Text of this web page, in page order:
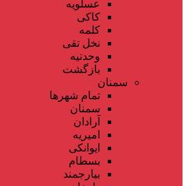
عسلویه
کاکی
کلمه
نخل تقی
وحدتیه
بازگشت
سمنان
تمام شهر‌ها
سمنان
آرادان
امیریه
ایوانکی
بسطام
بیارجمند